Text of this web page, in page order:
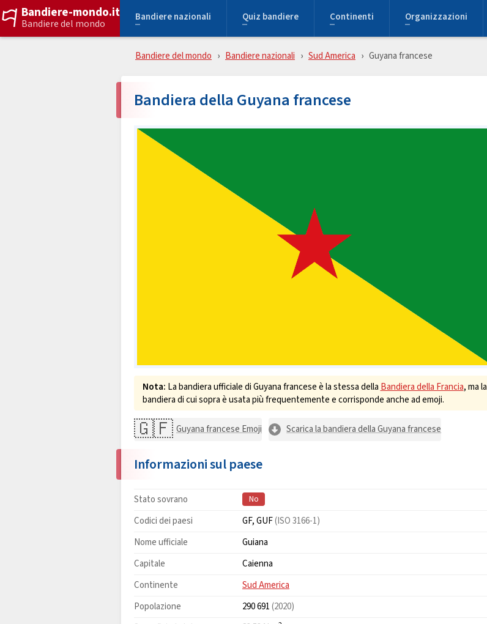
Bandiere-mondo.it
Bandiere del mondo
Bandiere nazionali Quiz bandiere Continenti Organizzazioni
Bandiere del mondo Bandiere nazionali Sud America Guyana francese
Bandiera della Guyana francese
Nota: La bandiera ufficiale di Guyana francese è la stessa della Bandiera della Francia, ma la
bandiera di cui sopra è usata più frequentemente e corrisponde anche ad emoji.
🇬🇫 Guyana francese Emoji Scarica la bandiera della Guyana francese
Informazioni sul paese
Stato sovrano No
Codici dei paesi GF, GUF(ISO 3166-1)
Nome ufficiale
Guiana
Capitale
Caienna
Continente
Sud America
Popolazione
290 691(2020)